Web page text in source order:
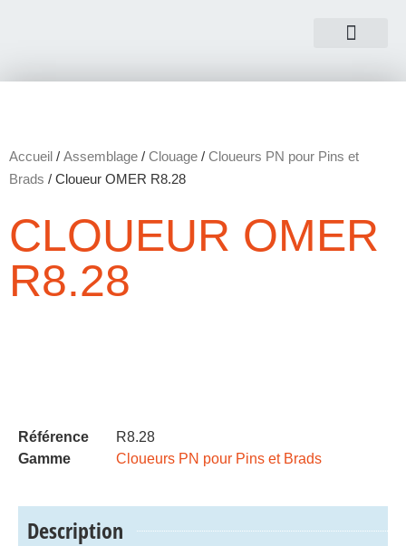
Accueil / Assemblage / Clouage / Cloueurs PN pour Pins et
Brads / Cloueur OMER R8.28
CLOUEUR OMER
R8.28
Référence
R8.28
Gamme
Cloueurs PN pour Pins et Brads
Description